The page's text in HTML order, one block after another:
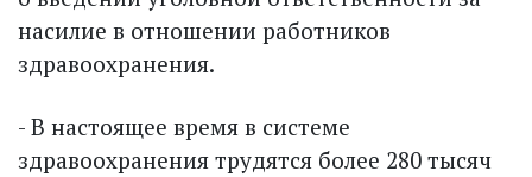
насилие в отношении работников
здравоохранения.
- В настоящее время в системе
здравоохранения трудятся более 280 тысяч